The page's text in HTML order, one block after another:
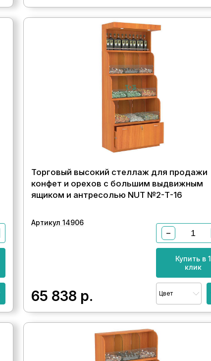
Торговый высокий стеллаж для продажи
конфет и орехов с большим выдвижным
ящиком и антресолью NUT №2-Т-16
Артикул 14906
65 838 р.
−
Купить в 1
клик
Цвет